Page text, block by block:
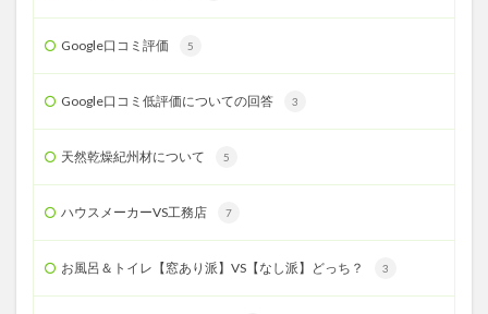
Google口コミ評価 5
Google口コミ低評価についての回答 3
天然乾燥紀州材について 5
ハウスメーカーVS工務店 7
お風呂＆トイレ【窓あり派】VS【なし派】どっち？ 3